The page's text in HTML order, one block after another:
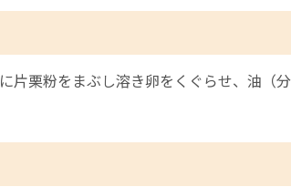
片栗粉をまぶし溶き卵をくぐらせ、油（